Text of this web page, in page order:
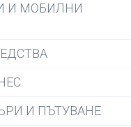
И МОБИЛНИ
И ПЪТУВАНЕ